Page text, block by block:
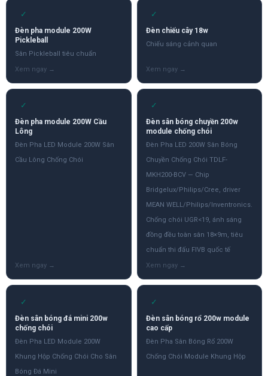
✓
Đèn pha module 200W
Pickleball
Sân Pickleball tiêu chuẩn
✓
Đèn chiếu cây 18w
Chiếu sáng cảnh quan
✓
Đèn pha module 200W Cầu
Lông
Đèn Pha LED Module 200W Sân
Cầu Lông Chống Chói
✓
Đèn sân bóng chuyền 200w
module chống chói
Đèn Pha LED 200W Sân Bóng
Chuyền Chống Chói TDLF-
MKH200-BCV — Chip
Bridgelux/Philips/Cree, driver
MEAN WELL/Philips/Inventronics.
Chống chói UGR<19, ánh sáng
đồng đều toàn sân 18×9m, tiêu
chuẩn thi đấu FIVB quốc tế
✓
Đèn sân bóng đá mini 200w
chống chói
Đèn Pha LED Module 200W
Khung Hộp Chống Chói Cho Sân
Bóng Đá Mini
✓
Đèn sân bóng rổ 200w module
cao cấp
Đèn Pha Sân Bóng Rổ 200W
Chống Chói Module Khung Hộp